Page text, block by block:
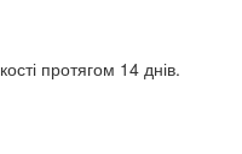
протягом 14 днів.